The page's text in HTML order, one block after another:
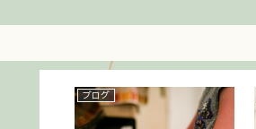
ブログ